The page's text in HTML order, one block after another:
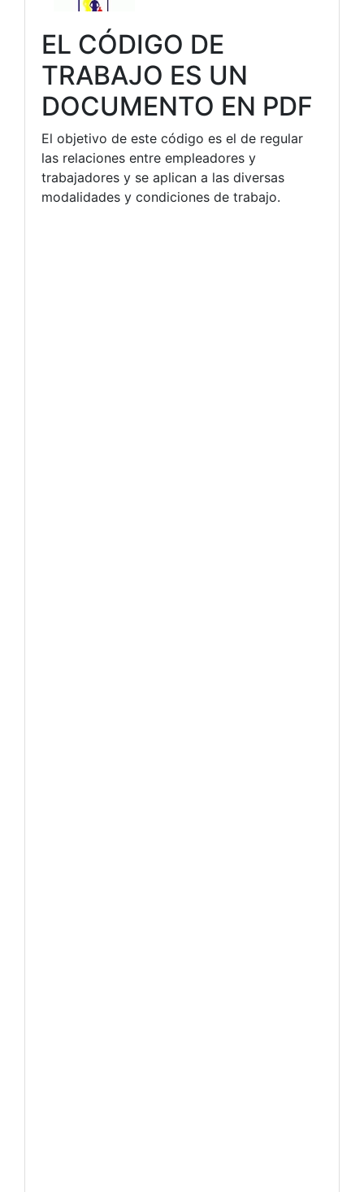
EL CÓDIGO DE
TRABAJO ES UN
DOCUMENTO EN PDF
El objetivo de este código es el de regular
las relaciones entre empleadores y
trabajadores y se aplican a las diversas
modalidades y condiciones de trabajo.